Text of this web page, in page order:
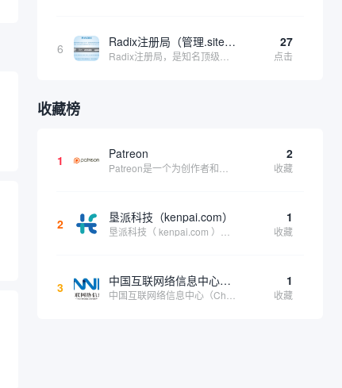
6 Radix注册局（管理.site、.online等顶级域名） 27
点击
收藏榜
1 Patreon 2
收藏
2 垦派科技（kenpai.com） 1
收藏
3 中国互联网络信息中心（CNNIC） 1
收藏